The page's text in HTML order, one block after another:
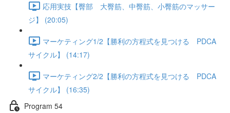
応用実技【臀部 大臀筋、中臀筋、小臀筋のマッサー
ジ】 (20:05)
マーケティング1/2【勝利の方程式を見つける PDCA
サイクル】 (14:17)
マーケティング2/2【勝利の方程式を見つける PDCA
サイクル】 (16:35)
Program 54